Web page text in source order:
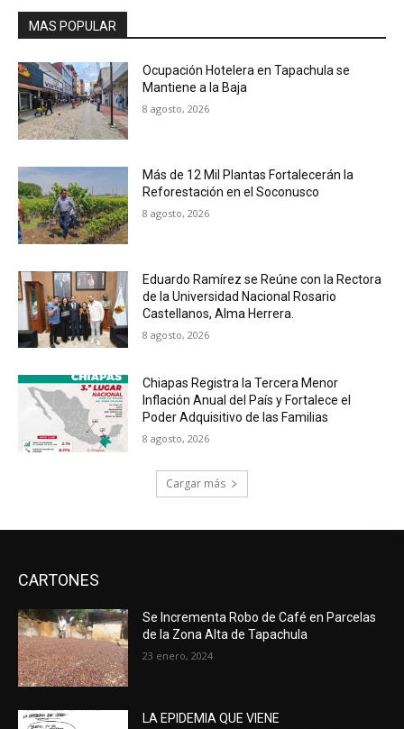
MAS POPULAR
Ocupación Hotelera en Tapachula se
Mantiene a la Baja
8 agosto, 2026
Más de 12 Mil Plantas Fortalecerán la
Reforestación en el Soconusco
8 agosto, 2026
Eduardo Ramírez se Reúne con la Rectora
de la Universidad Nacional Rosario
Castellanos, Alma Herrera.
8 agosto, 2026
Chiapas Registra la Tercera Menor
Inflación Anual del País y Fortalece el
Poder Adquisitivo de las Familias
8 agosto, 2026
Cargar más
CARTONES
Se Incrementa Robo de Café en Parcelas
de la Zona Alta de Tapachula
23 enero, 2024
LA EPIDEMIA QUE VIENE